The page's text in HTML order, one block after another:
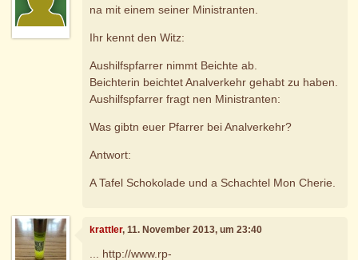
na mit einem seiner Ministranten.
Ihr kennt den Witz:
Aushilfspfarrer nimmt Beichte ab.
Beichterin beichtet Analverkehr gehabt zu haben.
Aushilfspfarrer fragt nen Ministranten:
Was gibtn euer Pfarrer bei Analverkehr?
Antwort:
A Tafel Schokolade und a Schachtel Mon Cherie.
krattler, 11. November 2013, um 23:40
... http://www.rp-